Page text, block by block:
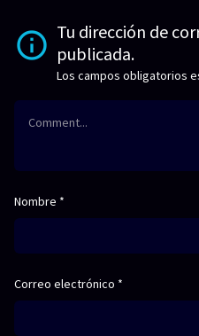
Tu dirección de
publicada.
Los campos obligatorios
Nombre *
Correo electrónico *